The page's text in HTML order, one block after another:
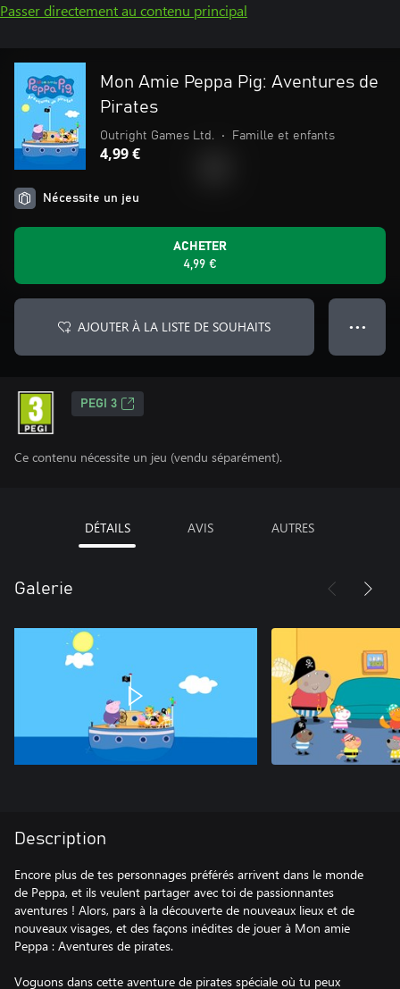
Passer directement au contenu principal
Mon Amie Peppa Pig: Aventures de
Pirates
Outright Games Ltd. • Famille et enfants
4,99 €
Nécessite un jeu
ACHETER
4,99 €
AJOUTER À LA LISTE DE SOUHAITS ● ● ●
PEGI 3
Ce contenu nécessite un jeu (vendu séparément).
DÉTAILS AVIS AUTRES
Galerie
Description
Encore plus de tes personnages préférés arrivent dans le monde
de Peppa, et ils veulent partager avec toi de passionnantes
aventures ! Alors, pars à la découverte de nouveaux lieux et de
nouveaux visages, et des façons inédites de jouer à Mon amie
Peppa : Aventures de pirates.
Voguons dans cette aventure de pirates spéciale où tu peux